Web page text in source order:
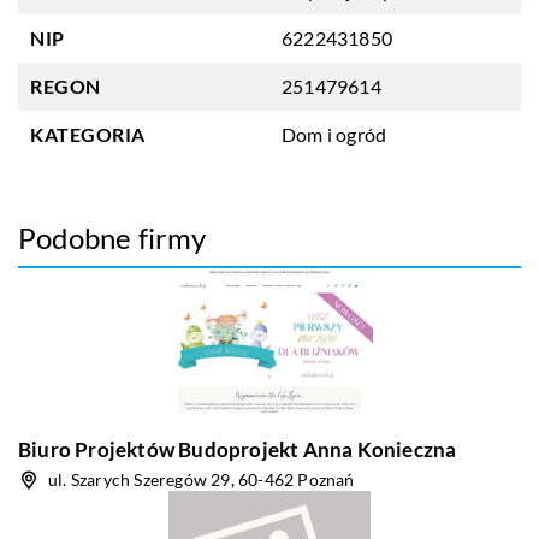
NIP 6222431850
REGON 251479614
KATEGORIA Dom i ogród
Podobne firmy
Biuro Projektów Budoprojekt Anna Konieczna
ul. Szarych Szeregów 29, 60-462 Poznań